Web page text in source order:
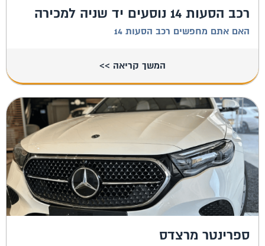
רכב הסעות 14 נוסעים יד שניה למכירה
האם אתם מחפשים רכב הסעות 14
המשך קריאה >>
ספרינטר מרצדס